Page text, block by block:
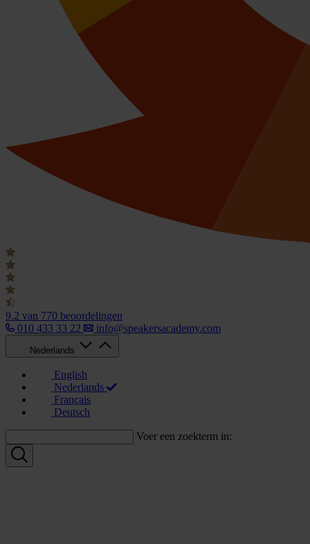
9.2 van 770 beoordelingen
010 433 33 22
info@speakersacademy.com
Nederlands
English
Nederlands
Français
Deutsch
Voer een zoekterm in: